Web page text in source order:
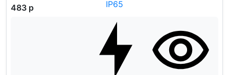
483 р